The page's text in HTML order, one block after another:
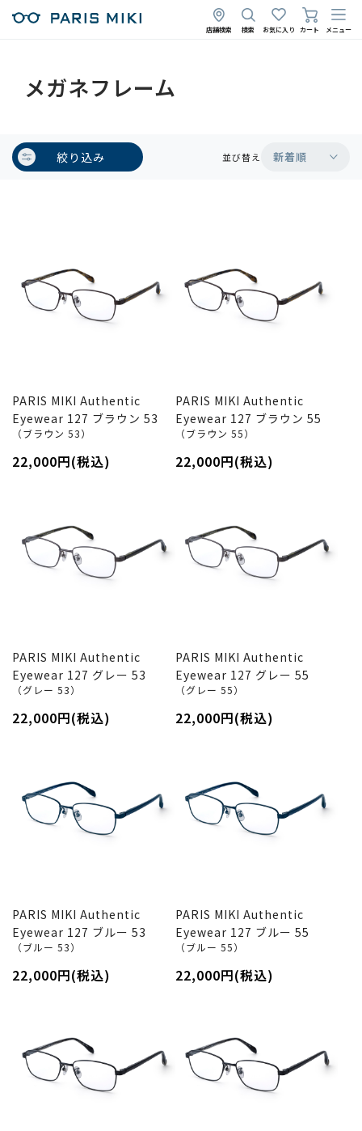
店舗検索 検索 お気に入り カート メニュー
メガネフレーム
絞り込み 並び替え 新着順
PARIS MIKI Authentic
Eyewear 127 ブラウン 53
（ブラウン 53）
22,000円(税込)
PARIS MIKI Authentic
Eyewear 127 ブラウン 55
（ブラウン 55）
22,000円(税込)
PARIS MIKI Authentic
Eyewear 127 グレー 53
（グレー 53）
22,000円(税込)
PARIS MIKI Authentic
Eyewear 127 グレー 55
（グレー 55）
22,000円(税込)
PARIS MIKI Authentic
Eyewear 127 ブルー 53
（ブルー 53）
22,000円(税込)
PARIS MIKI Authentic
Eyewear 127 ブルー 55
（ブルー 55）
22,000円(税込)